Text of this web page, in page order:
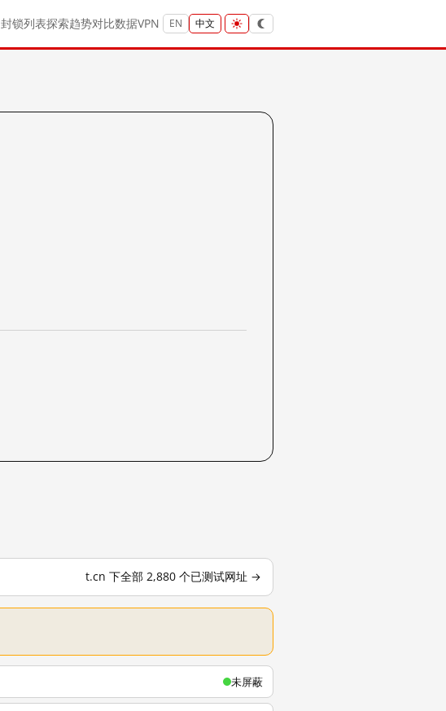
封锁列表探索趋势对比数据VPN EN 中文
t.cn 下全部 2,880 个已测试网址 →
未屏蔽